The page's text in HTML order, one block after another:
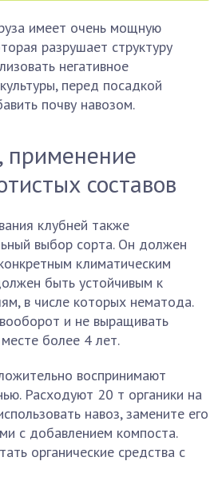
имеет очень мощную
разрушает структуру
негативное
перед посадкой
почву навозом.
применение
составов
клубней также
выбор сорта. Он должен
климатическим
быть устойчивым к
в числе которых нематода.
и не выращивать
более 4 лет.
воспринимают
Расходуют 20 т органики на
навоз, замените его
с добавлением компоста.
органические средства с